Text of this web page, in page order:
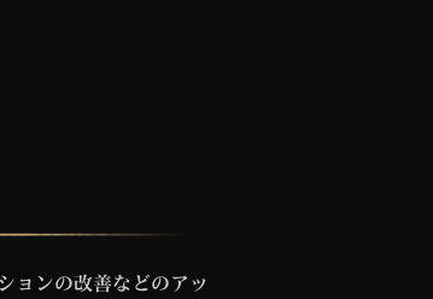
ョンの改善などのアッ